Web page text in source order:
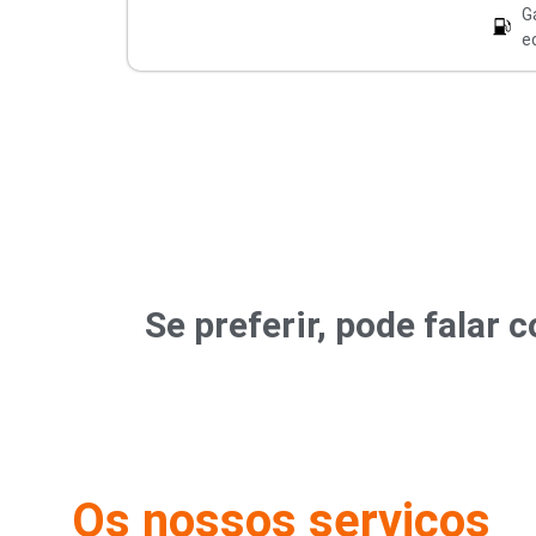
Se preferir, pode falar
Os nossos serviços